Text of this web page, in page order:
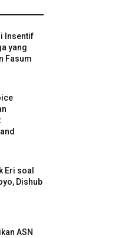
Insentif
yang
Fasum
Eri soal
Dishub
ASN